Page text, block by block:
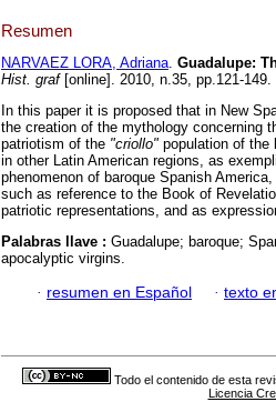
Resumen
NARVAEZ LORA, Adriana. Guadalupe:
Hist. graf[online]. 2010, n.35, pp.121-149.
In this paper it is proposed that in New
the creation of the mythology concerning
patriotism of the "criollo" population of the
in other Latin American regions, as
phenomenon of baroque Spanish
such as reference to the Book of
patriotic representations, and as
Palabras llave : Guadalupe; baroque;
apocalyptic virgins.
· resumen en Español · texto
Todo el contenido de esta
Licencia